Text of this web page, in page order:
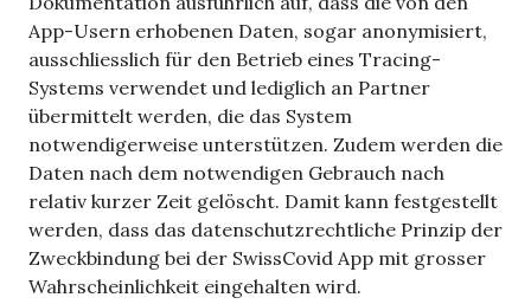
App-Usern erhobenen Daten, sogar anonymisiert,
ausschliesslich für den Betrieb eines Tracing-
Systems verwendet und lediglich an Partner
übermittelt werden, die das System
notwendigerweise unterstützen. Zudem werden die
Daten nach dem notwendigen Gebrauch nach
relativ kurzer Zeit gelöscht. Damit kann festgestellt
werden, dass das datenschutzrechtliche Prinzip der
Zweckbindung bei der SwissCovid App mit grosser
Wahrscheinlichkeit eingehalten wird.